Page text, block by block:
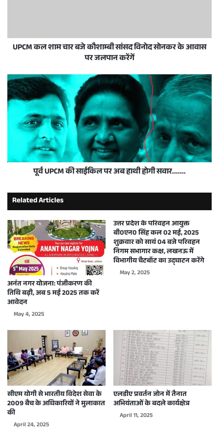
UPCM कल शाम चार बजे कौशाम्बी सांसद विनोद सोनकर के आवास
पर जलपान करेंगें
पूर्व UPCM की साईकिल पर अब हाथी होगी सवार.......
Related Articles
अनंत नगर योजना: पंजीकरण की
तिथि बढ़ी, अब 5 मई 2025 तक करें
आवेदन
May 4, 2025
उत्तर प्रदेश के परिवहन आयुक्त
बी0एन0 सिंह कल 02 मई, 2025
शुक्रवार को सायं 04 बजे परिवहन
निगम सभागार कक्ष, लखनऊ में
विभागीय चैटबॉट का उद्घाटन करेंगे
May 2, 2025
सीएम योगी से भारतीय विदेश सेवा के
2009 बैच के अधिकारियों ने मुलाकात
की
April 24, 2025
एलडीए प्रवर्तन जोन में तैनात
अभियंताओं के बदले कार्यक्षेत्र
April 11, 2025